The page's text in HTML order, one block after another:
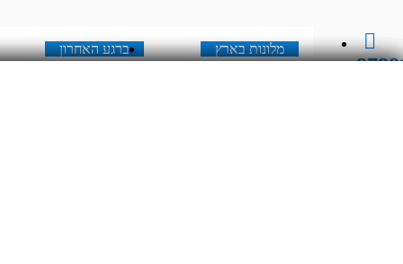
ברגע האחרון מלונות בארץ